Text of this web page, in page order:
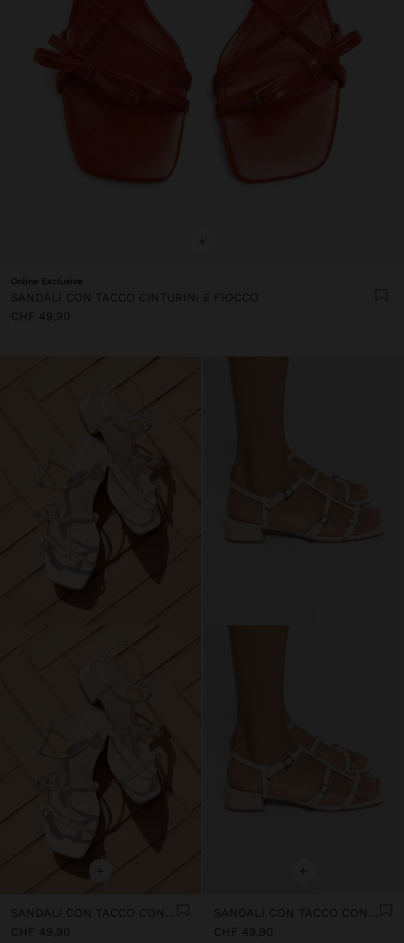
+
Online Exclusive
SANDALI CON TACCO CINTURINI E FIOCCO
CHF 49,90
+
CHF 49,90
+
CHF 49,90